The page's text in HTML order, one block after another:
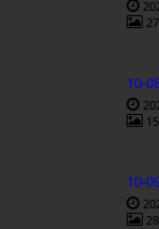
10-
10-